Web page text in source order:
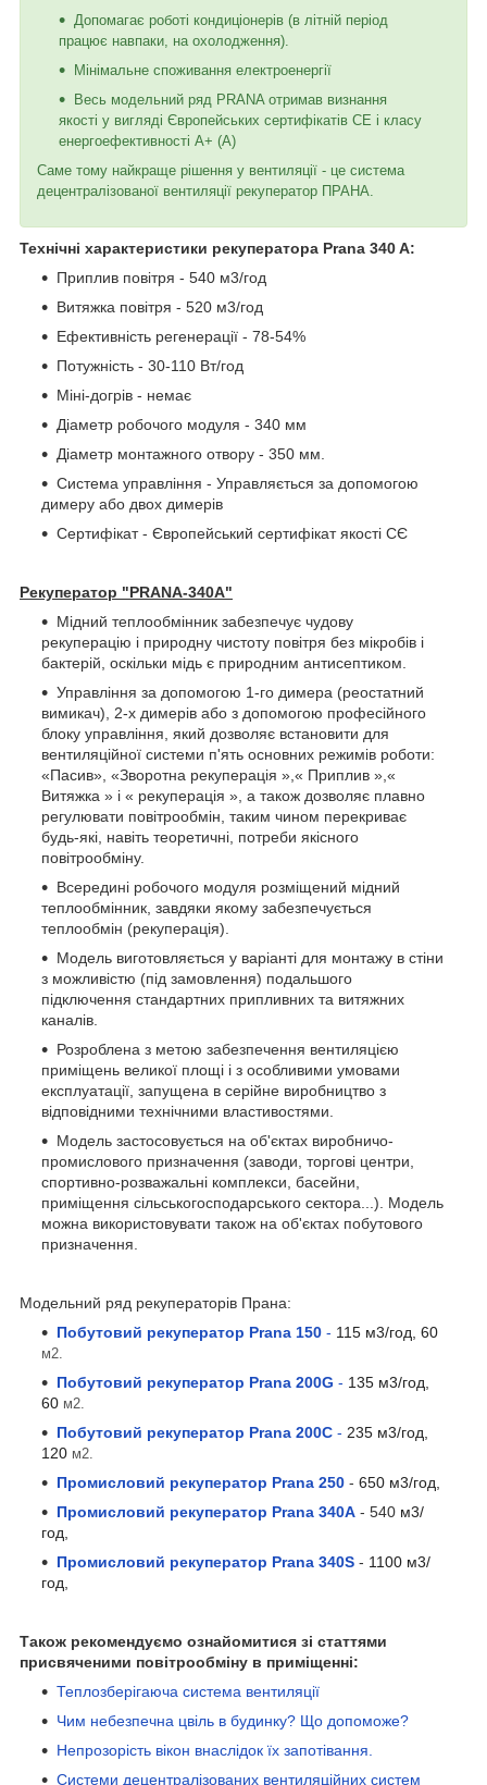
Допомагає роботі кондиціонерів (в літній період
працює навпаки, на охолодження).
Мінімальне споживання електроенергії
Весь модельний ряд PRANA отримав визнання
якості у вигляді Європейських сертифікатів СЕ і класу
енергоефективності А+ (А)
Саме тому найкраще рішення у вентиляції - це система
децентралізованої вентиляції рекуператор ПРАНА.
Технічні характеристики рекуператора Prana 340 A:
Приплив повітря - 540 м3/год
Витяжка повітря - 520 м3/год
Ефективність регенерації - 78-54%
Потужність - 30-110 Вт/год
Міні-догрів - немає
Діаметр робочого модуля - 340 мм
Діаметр монтажного отвору - 350 мм.
Система управління - Управляється за допомогою
димеру або двох димерів
Сертифікат - Європейський сертифікат якості СЄ
Рекуператор "PRANA-340A"
Мідний теплообмінник забезпечує чудову
рекуперацію і природну чистоту повітря без мікробів і
бактерій, оскільки мідь є природним антисептиком.
Управління за допомогою 1-го димера (реостатний
вимикач), 2-х димерів або з допомогою професійного
блоку управління, який дозволяє встановити для
вентиляційної системи п'ять основних режимів роботи:
«Пасив», «Зворотна рекуперація »,« Приплив »,«
Витяжка » і « рекуперація », а також дозволяє плавно
регулювати повітрообмін, таким чином перекриває
будь-які, навіть теоретичні, потреби якісного
повітрообміну.
Всередині робочого модуля розміщений мідний
теплообмінник, завдяки якому забезпечується
теплообмін (рекуперація).
Модель виготовляється у варіанті для монтажу в стіни
з можливістю (під замовлення) подальшого
підключення стандартних припливних та витяжних
каналів.
Розроблена з метою забезпечення вентиляцією
приміщень великої площі і з особливими умовами
експлуатації, запущена в серійне виробництво з
відповідними технічними властивостями.
Модель застосовується на об'єктах виробничо-
промислового призначення (заводи, торгові центри,
спортивно-розважальні комплекси, басейни,
приміщення сільськогосподарського сектора...). Модель
можна використовувати також на об'єктах побутового
призначення.
Модельний ряд рекуператорів Прана:
Побутовий рекуператор Prana 150 - 115 м3/год, 60
м2.
Побутовий рекуператор Prana 200G - 135 м3/год,
60 м2.
Побутовий рекуператор Prana 200C - 235 м3/год,
120 м2.
Промисловий рекуператор Prana 250 - 650 м3/год,
Промисловий рекуператор Prana 340A - 540 м3/
год,
Промисловий рекуператор Prana 340S - 1100 м3/
год,
Також рекомендуємо ознайомитися зі статтями
присвяченими повітрообміну в приміщенні:
Теплозберігаюча система вентиляції
Чим небезпечна цвіль в будинку? Що допоможе?
Непрозорість вікон внаслідок їх запотівання.
Системи децентралізованих вентиляційних систем